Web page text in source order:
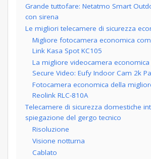
Grande tuttofare: Netatmo Smart
con sirena
Le migliori telecamere di sicurezza
Migliore fotocamera economica
Link Kasa Spot KC105
La migliore videocamera economica
Secure Video: Eufy Indoor Cam 2k
Fotocamera economica della
Reolink RLC-810A
Telecamere di sicurezza domestiche
spiegazione del gergo tecnico
Risoluzione
Visione notturna
Cablato